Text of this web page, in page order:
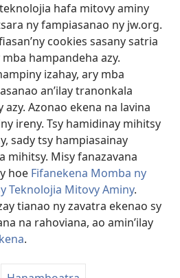
hafa mitovy aminy
ny fampiasanao ny jw.org.
cookies sasany satria
hampandeha azy.
izahay, ary mba
an’ilay tranonkala
Azonao ekena na lavina
ireny. Tsy hamidinay mihitsy
sady tsy hampiasainay
mihitsy. Misy fanazavana
hoe Fifanekena Momba ny
Teknolojia Mitovy Aminy.
tianao ny zavatra ekenao sy
na rahoviana, ao amin’ilay
.
Vavolombelon’i Jehovah
Bible and Tract Society of Pennsylvania.
NY TSIAMBARATELO
FIFANEKENA